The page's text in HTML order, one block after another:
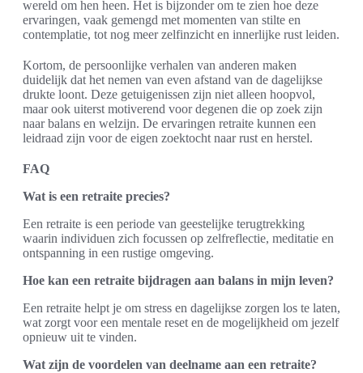
wereld om hen heen. Het is bijzonder om te zien hoe deze
ervaringen, vaak gemengd met momenten van stilte en
contemplatie, tot nog meer zelfinzicht en innerlijke rust leiden.
Kortom, de persoonlijke verhalen van anderen maken
duidelijk dat het nemen van even afstand van de dagelijkse
drukte loont. Deze getuigenissen zijn niet alleen hoopvol,
maar ook uiterst motiverend voor degenen die op zoek zijn
naar balans en welzijn. De ervaringen retraite kunnen een
leidraad zijn voor de eigen zoektocht naar rust en herstel.
FAQ
Wat is een retraite precies?
Een retraite is een periode van geestelijke terugtrekking
waarin individuen zich focussen op zelfreflectie, meditatie en
ontspanning in een rustige omgeving.
Hoe kan een retraite bijdragen aan balans in mijn leven?
Een retraite helpt je om stress en dagelijkse zorgen los te laten,
wat zorgt voor een mentale reset en de mogelijkheid om jezelf
opnieuw uit te vinden.
Wat zijn de voordelen van deelname aan een retraite?